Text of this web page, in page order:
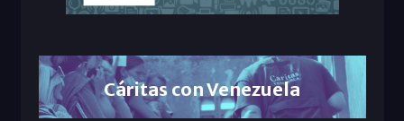
Cáritas con Venezuela